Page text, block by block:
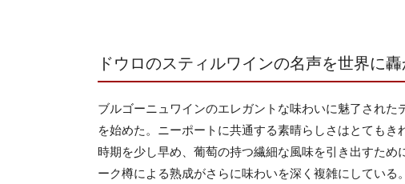
ドウロのスティルワインの名声を世界に
ブルゴーニュワインのエレガントな味わいに魅了され
を始めた。ニーポートに共通する素晴らしさはとても
時期を少し早め、葡萄の持つ繊細な風味を引き出すた
ーク樽による熟成がさらに味わいを深く複雑にしている。